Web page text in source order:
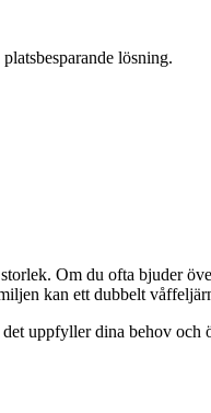
lösning.
Om du ofta bjuder
kan ett dubbelt
uppfyller dina behov och